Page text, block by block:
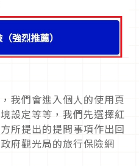
我們會進入個人的使用頁
設定等等，我們先選擇紅
所提出的提問事項作出回
府觀光局的旅行保險網